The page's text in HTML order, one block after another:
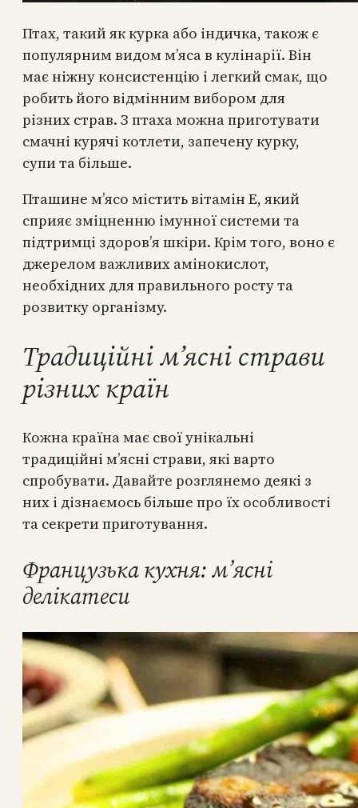
Птах, такий як курка або індичка, також є
популярним видом м’яса в кулінарії. Він
має ніжну консистенцію і легкий смак, що
робить його відмінним вибором для
різних страв. З птаха можна приготувати
смачні курячі котлети, запечену курку,
супи та більше.
Пташине м’ясо містить вітамін Е, який
сприяє зміцненню імунної системи та
підтримці здоров’я шкіри. Крім того, воно є
джерелом важливих амінокислот,
необхідних для правильного росту та
розвитку організму.
Традиційні м’ясні страви
різних країн
Кожна країна має свої унікальні
традиційні м’ясні страви, які варто
спробувати. Давайте розглянемо деякі з
них і дізнаємось більше про їх особливості
та секрети приготування.
Французька кухня: м’ясні
делікатеси